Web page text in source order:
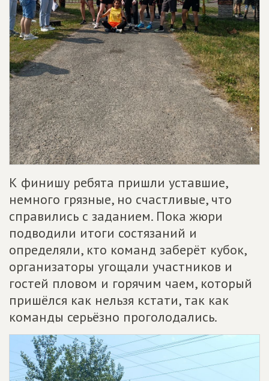
К финишу ребята пришли уставшие,
немного грязные, но счастливые, что
справились с заданием. Пока жюри
подводили итоги состязаний и
определяли, кто команд заберёт кубок,
организаторы угощали участников и
гостей пловом и горячим чаем, который
пришёлся как нельзя кстати, так как
команды серьёзно проголодались.